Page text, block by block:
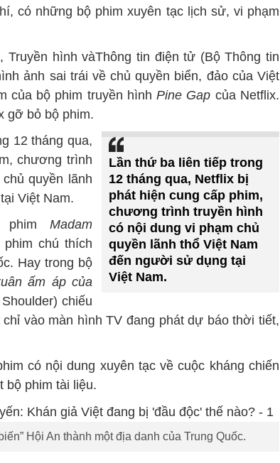
có những bộ phim xuyên tạc lịch sử, vi phạm
Truyền hình vàThông tin điện tử (Bộ Thông tin
ảnh sai trái về chủ quyền biển, đảo của Việt
của bộ phim truyền hìnhPine Gap của Netflix.
gỡ bỏ bộ phim.
Lần thứ ba liên tiếp trong
12 tháng qua, Netflix bị
phát hiện cung cấp phim,
chương trình truyền hình
có nội dung vi phạm chủ
quyền lãnh thổ Việt Nam
đến người sử dụng tại
Việt Nam.
12 tháng qua,
chương trình
quyền lãnh
Việt Nam.
phim Madam
chú thích
Hay trong bộ
ấm áp của
chiếu
vào màn hình TV đang phát dự báo thời tiết,
có nội dung xuyên tạc về cuộc kháng chiến
bộ phim tài liệu.
Hội An thành một địa danh của Trung Quốc.